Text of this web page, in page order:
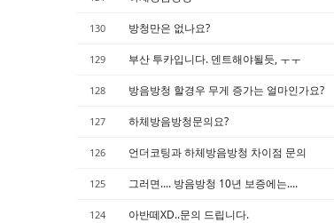
130 방청만은 없나요?
129 부산 투카입니다. 덴트해야될듯, ㅜㅜ
128 방음방청 할경우 무게 증가는 얼마인가요?
127 하체방음방청문의요?
126 언더코팅과 하체방음방청 차이점 문의
125 그러면.... 방음방청 10년 보증에는....
124 아반떼XD..문의 드립니다.